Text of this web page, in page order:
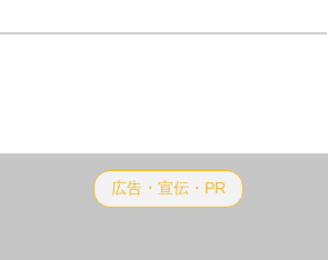
広告・宣伝・PR